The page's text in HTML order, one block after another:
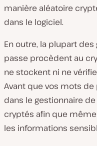
manière aléatoire
dans le logiciel.
En outre, la plupart
passe procèdent au
ne stockent ni ne
Avant que vos mots
dans le gestionnaire
cryptés afin que
les informations